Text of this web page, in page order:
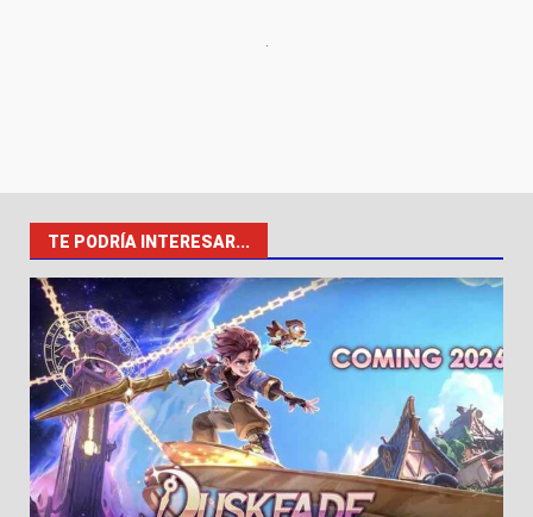
TE PODRÍA INTERESAR...